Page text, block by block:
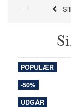
POPULÆR
-50%
UDGÅR